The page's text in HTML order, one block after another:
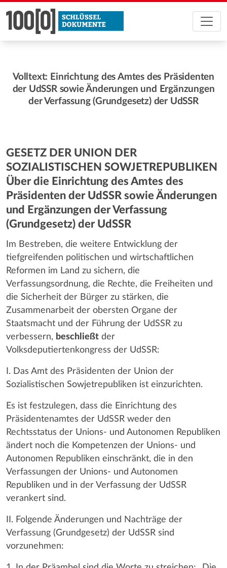
Volltext: Einrichtung des Amtes des Präsidenten
der UdSSR sowie Änderungen und Ergänzungen
der Verfassung (Grundgesetz) der UdSSR
GESETZ DER UNION DER
SOZIALISTISCHEN SOWJETREPUBLIKEN
Über die Einrichtung des Amtes des
Präsidenten der UdSSR sowie Änderungen
und Ergänzungen der Verfassung
(Grundgesetz) der UdSSR
Im Bestreben, die weitere Entwicklung der
tiefgreifenden politischen und wirtschaftlichen
Reformen im Land zu sichern, die
Verfassungsordnung, die Rechte, die Freiheiten und
die Sicherheit der Bürger zu stärken, die
Zusammenarbeit der obersten Organe der
Staatsmacht und der Führung der UdSSR zu
verbessern, beschließt der
Volksdeputiertenkongress der UdSSR:
I. Das Amt des Präsidenten der Union der
Sozialistischen Sowjetrepubliken ist einzurichten.
Es ist festzulegen, dass die Einrichtung des
Präsidentenamtes der UdSSR weder den
Rechtsstatus der Unions- und Autonomen Republiken
ändert noch die Kompetenzen der Unions- und
Autonomen Republiken einschränkt, die in den
Verfassungen der Unions- und Autonomen
Republiken und in der Verfassung der UdSSR
verankert sind.
II. Folgende Änderungen und Nachträge der
Verfassung (Grundgesetz) der UdSSR sind
vorzunehmen: